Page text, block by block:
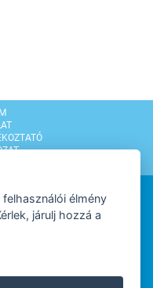
élmény
járulj hozzá a